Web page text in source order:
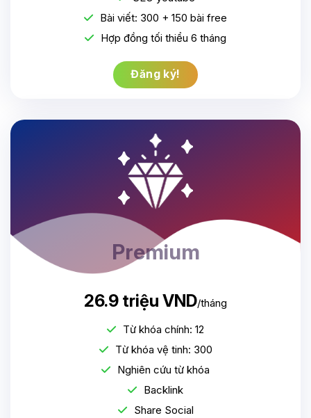
Bài viết: 300 + 150 bài free
Hợp đồng tối thiểu 6 tháng
Đăng ký!
Premium
26.9 triệu VND/tháng
Từ khóa chính: 12
Từ khóa vệ tinh: 300
Nghiên cứu từ khóa
Backlink
Share Social